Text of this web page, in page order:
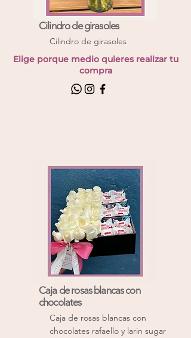
Cilindro de girasoles
Cilindro de girasoles
Elige porque medio quieres realizar tu
compra
Caja de rosas blancas con
chocolates
Caja de rosas blancas con
chocolates rafaello y larin sugar